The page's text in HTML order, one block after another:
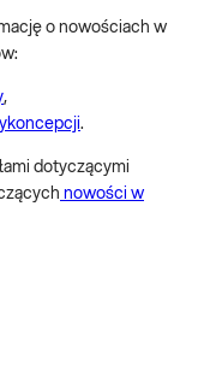
o nowościach w
,
.
dotyczącymi
nowości w